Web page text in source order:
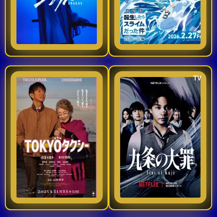
CALENDARIO
Estrenos
de Cine
2026
Series
2026
Estrenos
destacados
2025
⭐
GÉNEROS
a los Shinsengumi, la
legendaria fuerza
samurái encargada de
mantener el orden en
los últimos años del
shogunato. Allí
encuentra una nueva
familia junto a Isami
Kondo y Soji Okita,
con quienes forja un
profundo vínculo de
lealtad. Sin embargo,
[…]
10
2026
Ver TraiLer
simboliza una nueva
etapa de convivencia
entre humanos y
monstruos,
6
2026
Ver TraiLer
Un taxi en Tokio / estreno / 10 de julio de 2026
La historia sigue a un
taxista que acepta
llevar a una mujer de
85 años desde Tokio
hasta una residencia
en Kanagawa. Sin
embargo, el trayecto
cambia cuando la
anciana le pide
7.5
2026
Ver TraiLer
TV
Los pecados de Kujo / Estreno en Netflix / Temporada 1 / Estreno: 2 de abril de 2026
Taiza Kujo defiende a
lo peor de la sociedad
es un drama judicial
japonés centrado en
un abogado tan
brillante como
polémico. Taiza Kujo
es conocido por
aceptar los casos que
7
2026
Ver TraiLer